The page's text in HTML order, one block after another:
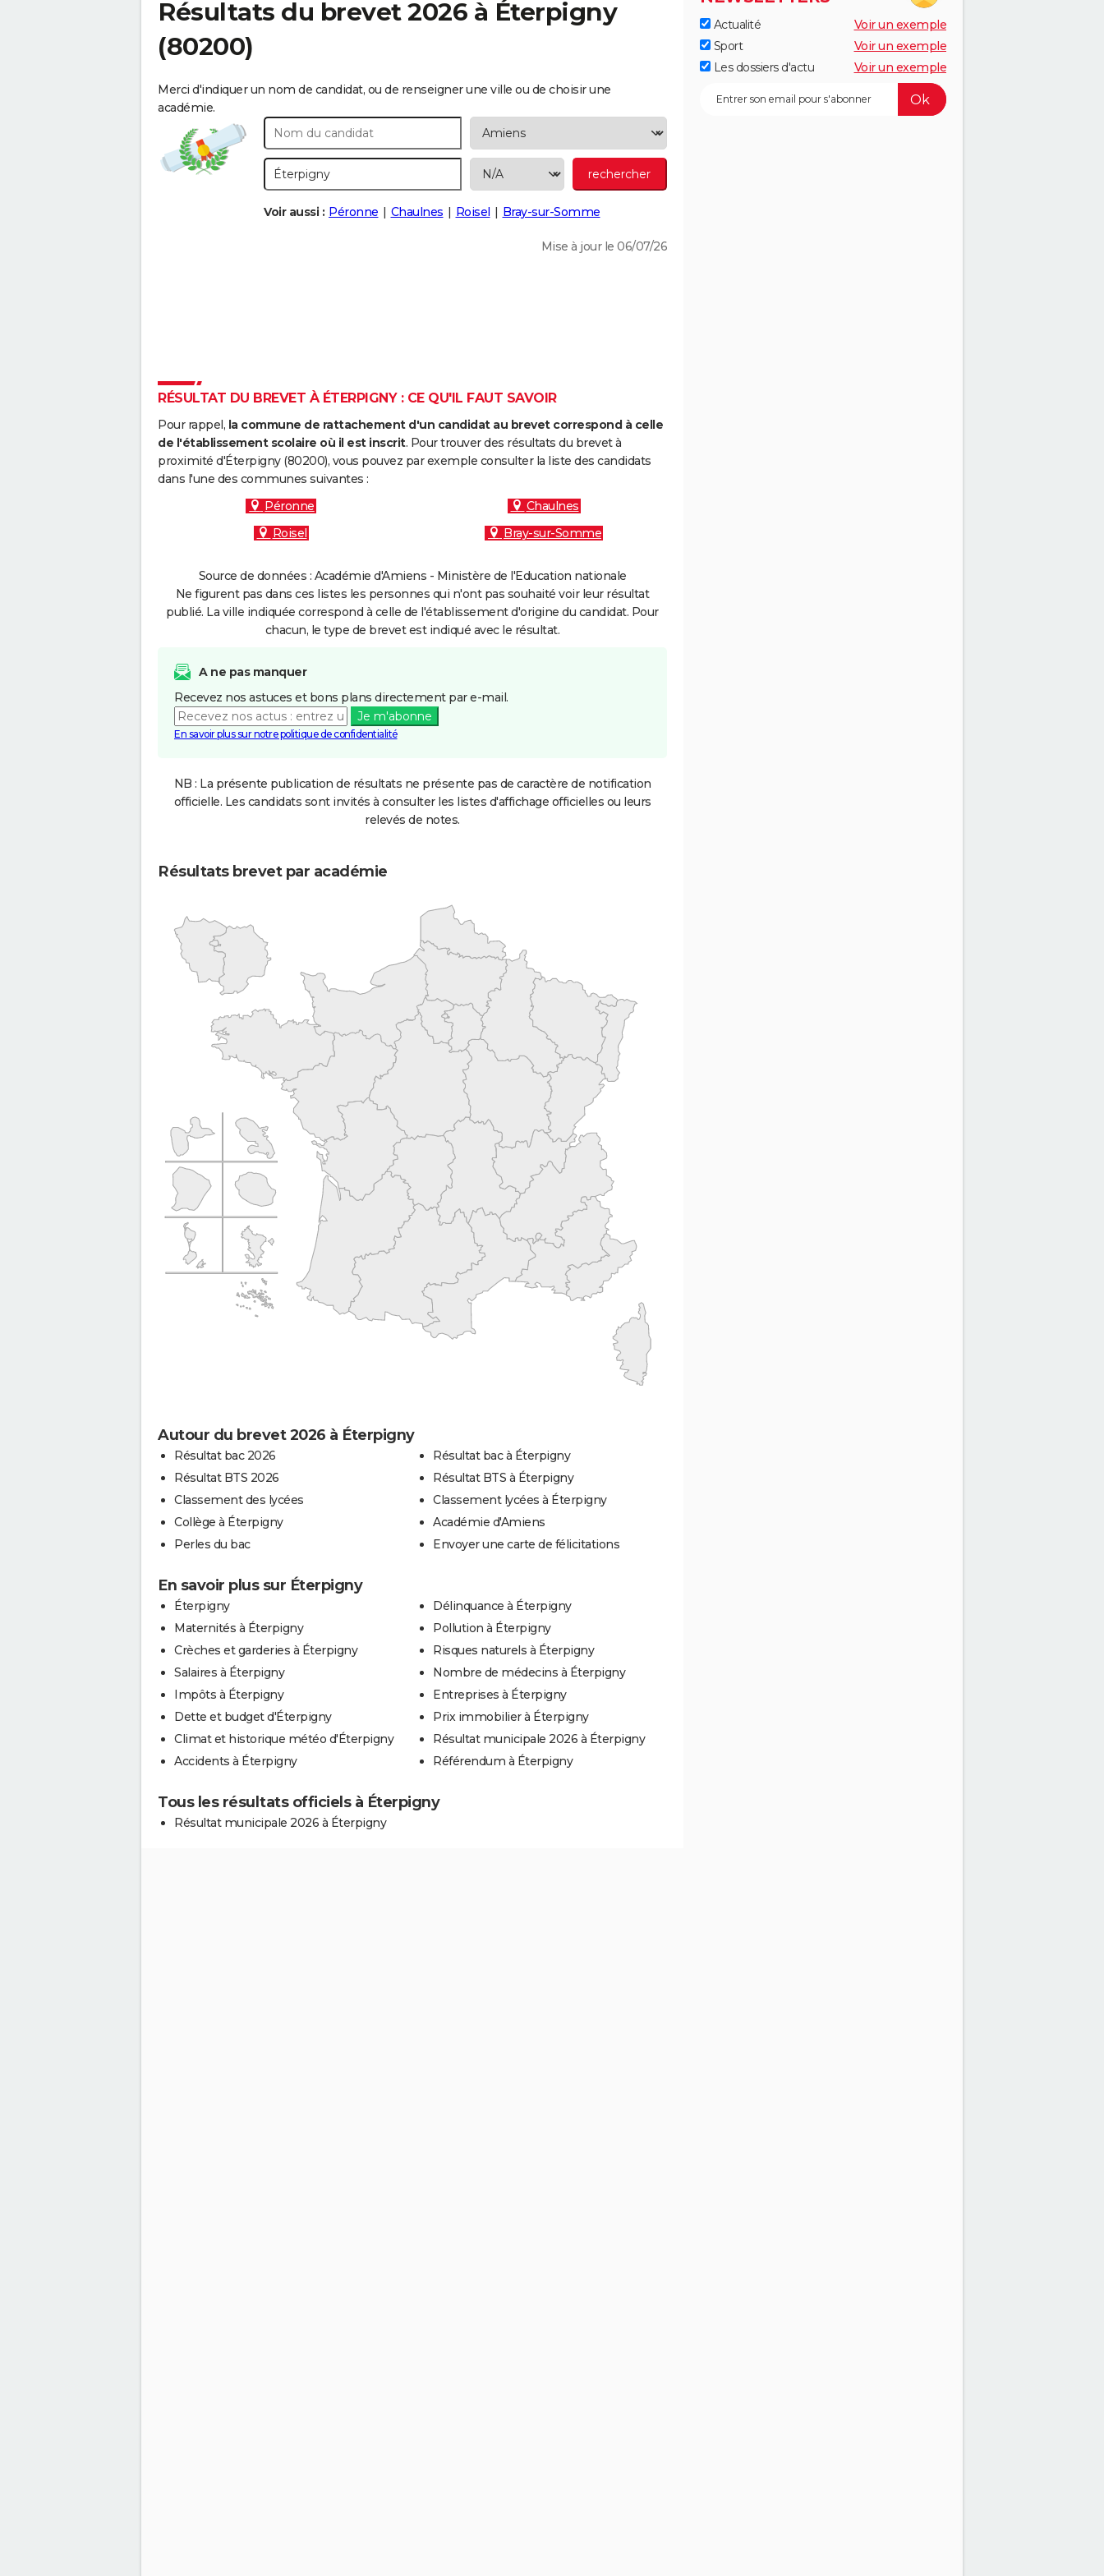
Résultats du brevet 2026 à Éterpigny
(80200)
Merci d'indiquer un nom de candidat, ou de renseigner une ville ou de choisir une
académie.
Voir aussi : Péronne Chaulnes Roisel Bray-sur-Somme
Mise à jour le 06/07/26
RÉSULTAT DU BREVET À ÉTERPIGNY : CE QU'IL FAUT SAVOIR
Pour rappel, la commune de rattachement d'un candidat au brevet correspond à celle
de l'établissement scolaire où il est inscrit. Pour trouver des résultats du brevet à
proximité d'Éterpigny (80200), vous pouvez par exemple consulter la liste des candidats
dans l'une des communes suivantes :
Péronne
Chaulnes
Roisel
Bray-sur-Somme
Source de données : Académie d'Amiens - Ministère de l'Education nationale
Ne figurent pas dans ces listes les personnes qui n'ont pas souhaité voir leur résultat
publié. La ville indiquée correspond à celle de l'établissement d'origine du candidat. Pour
chacun, le type de brevet est indiqué avec le résultat.
A ne pas manquer
Recevez nos astuces et bons plans directement par e-mail.
Je m'abonne
En savoir plus sur notre politique de confidentialité
NB : La présente publication de résultats ne présente pas de caractère de notification
officielle. Les candidats sont invités à consulter les listes d'affichage officielles ou leurs
relevés de notes.
Résultats brevet par académie
Autour du brevet 2026 à Éterpigny
Résultat bac 2026
Résultat BTS 2026
Classement des lycées
Collège à Éterpigny
Perles du bac
Résultat bac à Éterpigny
Résultat BTS à Éterpigny
Classement lycées à Éterpigny
Académie d'Amiens
Envoyer une carte de félicitations
En savoir plus sur Éterpigny
Éterpigny
Maternités à Éterpigny
Crèches et garderies à Éterpigny
Salaires à Éterpigny
Impôts à Éterpigny
Dette et budget d'Éterpigny
Climat et historique météo d'Éterpigny
Accidents à Éterpigny
Délinquance à Éterpigny
Pollution à Éterpigny
Risques naturels à Éterpigny
Nombre de médecins à Éterpigny
Entreprises à Éterpigny
Prix immobilier à Éterpigny
Résultat municipale 2026 à Éterpigny
Référendum à Éterpigny
Tous les résultats officiels à Éterpigny
Résultat municipale 2026 à Éterpigny
Actualité
Voir un exemple
Sport
Voir un exemple
Les dossiers d'actu
Voir un exemple